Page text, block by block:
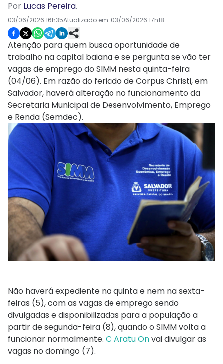
Por Lucas Pereira.
03/06/2026 16h35Atualizado em: 03/06/2026 17h18
Atenção para quem busca oportunidade de
trabalho na capital baiana e se pergunta se vão ter
vagas de emprego do SIMM nesta quinta-feira
(04/06). Em razão do feriado de Corpus Christi, em
Salvador, haverá alteração no funcionamento da
Secretaria Municipal de Desenvolvimento, Emprego
e Renda (Semdec).
Não haverá expediente na quinta e nem na sexta-
feiras (5), com as vagas de emprego sendo
divulgadas e disponibilizadas para a população a
partir de segunda-feira (8), quando o SIMM volta a
funcionar normalmente. O Aratu Onvai divulgar as
vagas no domingo (7).